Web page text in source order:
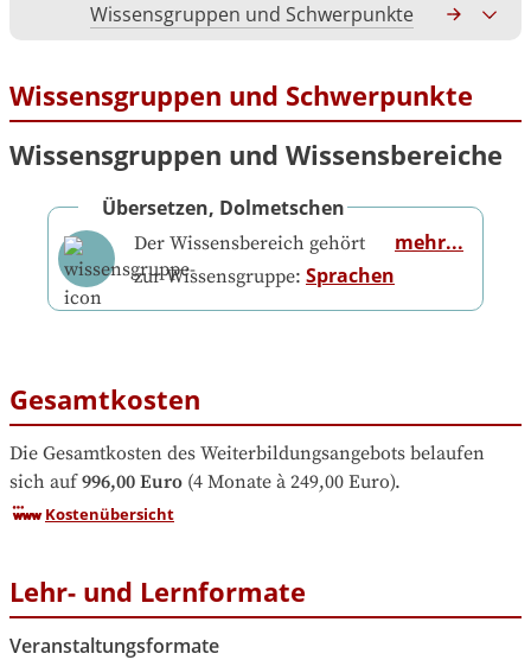
Wissensgruppen und Schwerpunkte
Wissensgruppen und Schwerpunkte
Wissensgruppen und Wissensbereiche
Übersetzen, Dolmetschen
Der Wissensbereich gehört
zur Wissensgruppe: Sprachen
mehr...
Gesamtkosten
Die Gesamtkosten des Weiterbildungsangebots belaufen
sich auf 996,00 Euro (4 Monate à 249,00 Euro).
Kostenübersicht
Lehr- und Lernformate
Veranstaltungsformate